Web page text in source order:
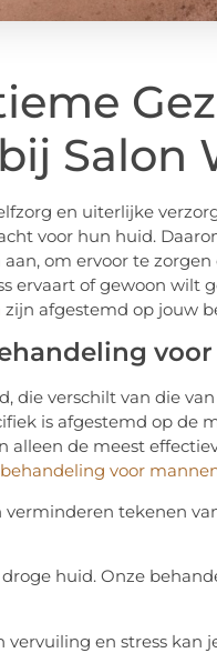
Salon
en uiterlijke
voor hun huid.
om ervoor te
ervaart of gewoon wilt
zijn afgestemd op jouw
die verschilt van die
is afgestemd op de
alleen de meest
voor
tekenen
huid. Onze
en stress kan